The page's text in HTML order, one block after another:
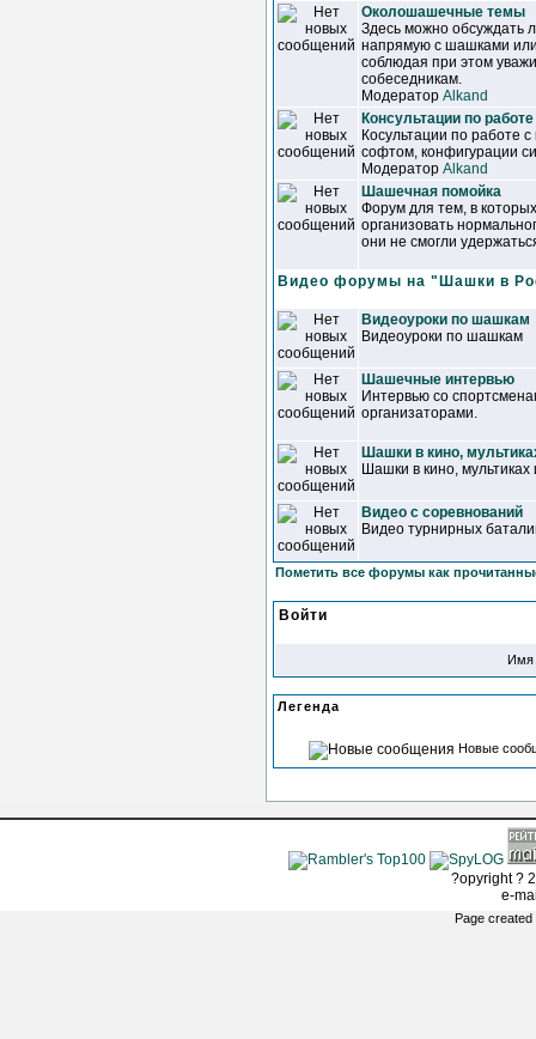
Околошашечные темы
Здесь можно обсуждать
напрямую с шашками
соблюдая при этом
собеседникам.
Модератор Alkand
Консультации по
Косультации по работе
софтом, конфигурации
Модератор Alkand
Шашечная помойка
Форум для тем, в
организовать
они не смогли
Видео форумы на "Шашки в
Видеоуроки по шашкам
Видеоуроки по шашкам
Шашечные интервью
Интервью со
организаторами.
Шашки в кино,
Шашки в кино, мультиках
Видео с соревнований
Видео турнирных
Пометить все форумы как
Войти
Имя
Легенда
Новые
?opyright ?
e-
Page